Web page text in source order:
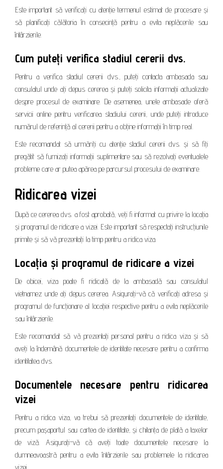
Este important să verificați cu atenție termenul estimat de procesare și
să planificați călătoria în consecință pentru a evita neplăcerile sau
întârzierile.
Cum puteți verifica stadiul cererii dvs.
Pentru a verifica stadiul cererii dvs., puteți contacta ambasada sau
consulatul unde ați depus cererea și puteți solicita informații actualizate
despre procesul de examinare. De asemenea, unele ambasade oferă
servicii online pentru verificarea stadiului cererii, unde puteți introduce
numărul de referință al cererii pentru a obține informații în timp real.
Este recomandat să urmăriți cu atenție stadiul cererii dvs. și să fiți
pregătit să furnizați informații suplimentare sau să rezolvați eventualele
probleme care ar putea apărea pe parcursul procesului de examinare.
Ridicarea vizei
După ce cererea dvs. a fost aprobată, veți fi informat cu privire la locația
și programul de ridicare a vizei. Este important să respectați instrucțiunile
primite și să vă prezentați la timp pentru a ridica viza.
Locația și programul de ridicare a vizei
De obicei, viza poate fi ridicată de la ambasadă sau consulatul
vietnamez unde ați depus cererea. Asigurați-vă că verificați adresa și
programul de funcționare al locației respective pentru a evita neplăcerile
sau întârzierile.
Este recomandat să vă prezentați personal pentru a ridica viza și să
aveți la îndemână documentele de identitate necesare pentru a confirma
identitatea dvs.
Documentele necesare pentru ridicarea
vizei
Pentru a ridica viza, va trebui să prezentați documentele de identitate,
precum pașaportul sau cartea de identitate, și chitanța de plată a taxelor
de viză. Asigurați-vă că aveți toate documentele necesare la
dumneavoastră pentru a evita întârzierile sau problemele la ridicarea